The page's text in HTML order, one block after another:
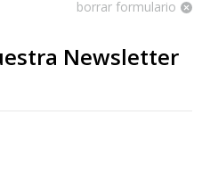
borrar formulario
Newsletter